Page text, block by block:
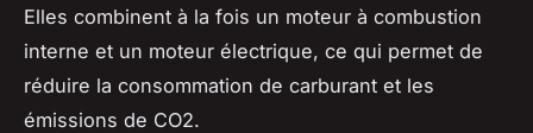
Elles combinent à la fois un moteur à combustion
interne et un moteur électrique, ce qui permet de
réduire la consommation de carburant et les
émissions de CO2.